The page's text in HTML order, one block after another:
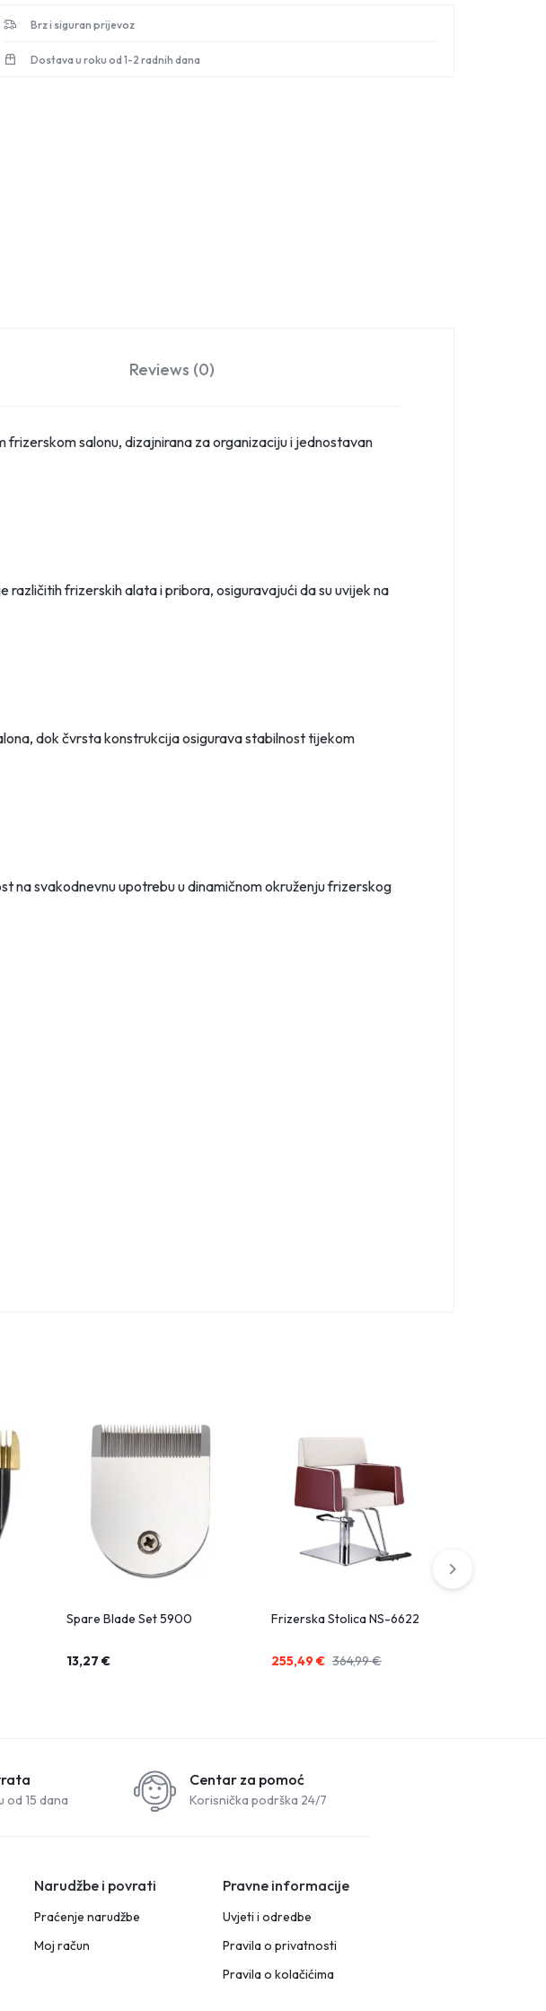
Brz i siguran prijevoz
Dostava u roku od 1-2 radnih dana
Reviews (0)
salonu, dizajnirana za organizaciju i jednostavan
različitih frizerskih alata i pribora, osiguravajući da su uvijek na
dok čvrsta konstrukcija osigurava stabilnost tijekom
na svakodnevnu upotrebu u dinamičnom okruženju frizerskog
Spare Blade Set 5900
13,27 €
Frizerska Stolica NS-6622
255,49€ 364,99€
od 15 dana
Centar za pomoć
Korisnička podrška 24/7
Narudžbe i povrati
Praćenje narudžbe
Moj račun
Pravne informacije
Uvjeti i odredbe
Pravila o privatnosti
Pravila o kolačićima